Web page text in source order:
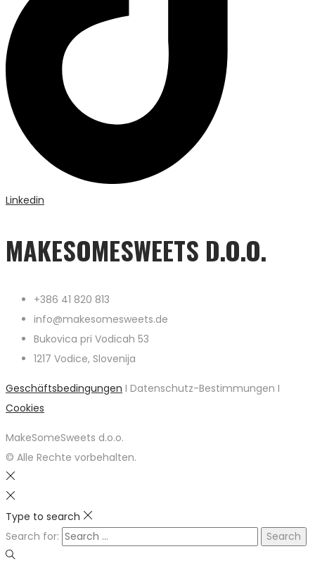
Linkedin
MAKESOMESWEETS D.O.O.
+386 41 820 813
info@makesomesweets.de
Bukovica pri Vodicah 53
1217 Vodice, Slovenija
Geschäftsbedingungen I Datenschutz-Bestimmungen I
Cookies
MakeSomeSweets d.o.o.
© Alle Rechte vorbehalten.
Type to search
Search for: